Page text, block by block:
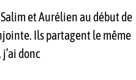
et Aurélien au début de
Ils partagent le même
donc